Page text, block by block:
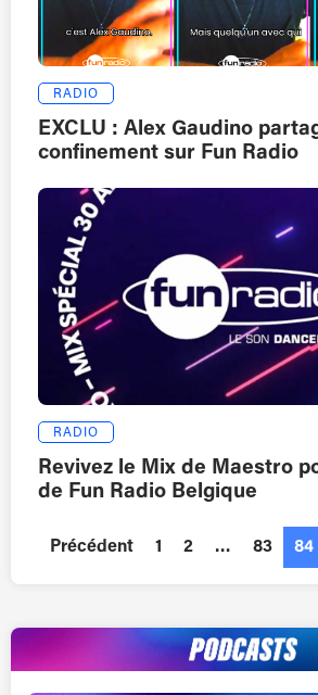
RADIO
EXCLU : Alex Gaudino
confinement sur Fun Radio
RADIO
Revivez le Mix de Maestro
de Fun Radio Belgique
Précédent 1 2 … 83 84